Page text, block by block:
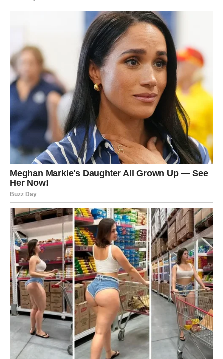
Možda ćete konačno reći nešto što ste dugo držali u sebi
ili će vam neko otkriti svoje prave namere.
Ova karta često dolazi u trenutku kada reči imaju veliku
moć – zato je važno da govorite iskreno i slušate ono što
vam drugi žele reći.
Vaga – Karta Poklon
Vage danas mogu doživeti prijatno iznenađenje. Ciganska
karta Poklon simbolizuje lepe gestove, iznenađenja i
situacije koje donose radost.
Poklon ne mora biti materijalan – to može biti
kompliment, pažnja, poruka ili situacija koja vam pokazuje
da ste nekome veoma važni.
Ova karta često dolazi kada sudbina želi da nas podseti
da male stvari mogu doneti veliku sreću.
Škorpija – Karta Neprijatelj
Škorpije danas treba da obrate pažnju na ljude iz svog
okruženja. Ciganska karta Neprijatelj ne znači uvek
otvoren konflikt, ali može upozoravati da neko nije
potpuno iskren.